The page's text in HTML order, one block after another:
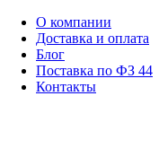
О компании
Доставка и оплата
Блог
Поставка по ФЗ 44
Контакты